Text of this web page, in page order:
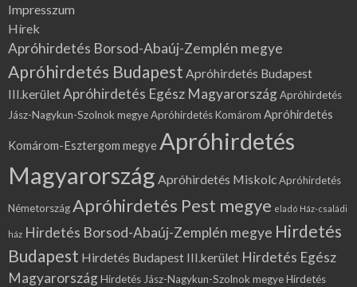
Impresszum
Hírek
Apróhirdetés Borsod-Abaúj-Zemplén megye
Apróhirdetés Budapest Apróhirdetés Budapest
III.kerületApróhirdetés Egész MagyarországApróhirdetés
Jász-Nagykun-Szolnok megyeApróhirdetés Komárom Apróhirdetés
Komárom-Esztergom megye Apróhirdetés
Magyarország Apróhirdetés MiskolcApróhirdetés
NémetországApróhirdetés Pest megye eladó Ház-családi
ház Hirdetés Borsod-Abaúj-Zemplén megye Hirdetés
Budapest Hirdetés Budapest III.kerület Hirdetés Egész
MagyarországHirdetés Jász-Nagykun-Szolnok megyeHirdetés